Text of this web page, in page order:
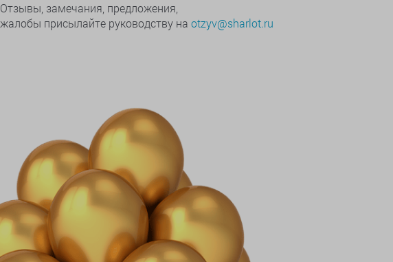
Отзывы, замечания, предложения,
жалобы присылайте руководству на otzyv@sharlot.ru